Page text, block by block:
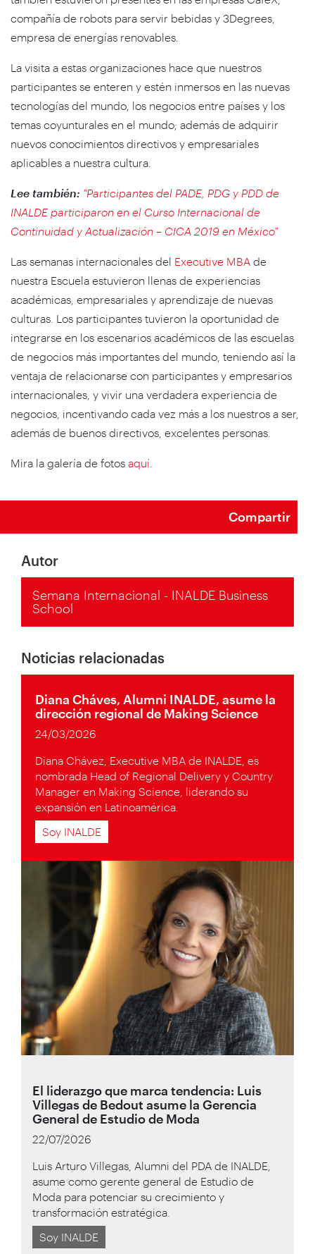
compañía de robots para servir bebidas y 3Degrees,
empresa de energías renovables.
La visita a estas organizaciones hace que nuestros
participantes se enteren y estén inmersos en las nuevas
tecnologías del mundo, los negocios entre países y los
temas coyunturales en el mundo; además de adquirir
nuevos conocimientos directivos y empresariales
aplicables a nuestra cultura.
Lee también: "Participantes del PADE, PDG y PDD de
INALDE participaron en el Curso Internacional de
Continuidad y Actualización – CICA 2019 en México"
Las semanas internacionales del Executive MBA de
nuestra Escuela estuvieron llenas de experiencias
académicas, empresariales y aprendizaje de nuevas
culturas. Los participantes tuvieron la oportunidad de
integrarse en los escenarios académicos de las escuelas
de negocios más importantes del mundo, teniendo así la
ventaja de relacionarse con participantes y empresarios
internacionales, y vivir una verdadera experiencia de
negocios, incentivando cada vez más a los nuestros a ser,
además de buenos directivos, excelentes personas.
Mira la galería de fotos aquí.
Compartir
Autor
Semana Internacional - INALDE Business
School
Noticias relacionadas
Diana Cháves, Alumni INALDE, asume la
dirección regional de Making Science
24/03/2026
Diana Chávez, Executive MBA de INALDE, es
nombrada Head of Regional Delivery y Country
Manager en Making Science, liderando su
expansión en Latinoamérica.
Soy INALDE
El liderazgo que marca tendencia: Luis
Villegas de Bedout asume la Gerencia
General de Estudio de Moda
22/07/2026
Luis Arturo Villegas, Alumni del PDA de INALDE,
asume como gerente general de Estudio de
Moda para potenciar su crecimiento y
transformación estratégica.
Soy INALDE